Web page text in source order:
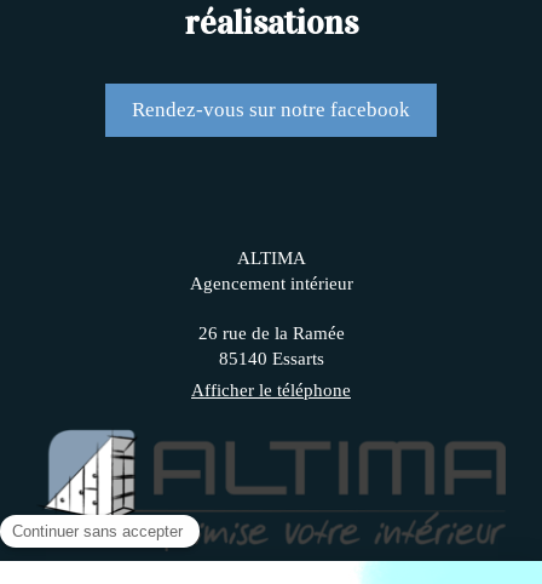
réalisations
Rendez-vous sur notre facebook
ALTIMA
Agencement intérieur
26 rue de la Ramée
85140 Essarts
Afficher le téléphone